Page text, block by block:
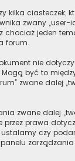
kilka ciasteczek,
zwany „user-
chociaż jeden
forum.
nie
Mogą być to
zwane dalej
zwane dalej
przez prawa
czy